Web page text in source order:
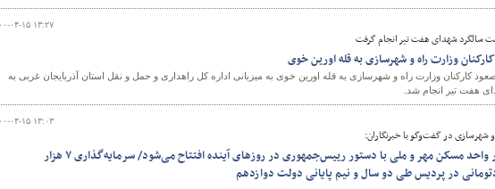
۱۴۰۰-۰۴-۱۵
سالگرد شهدای هفت تیر انجام گرفت
وزارت راه و شهرسازی به قله اورین خوی
صعود کارکنان وزارت راه و شهرسازی به قله اورین خوی به میزبانی اداره کل راهداری و حمل و نقل استان آذربایجان غربی به
هفت تیر انجام شد.
۱۴۰۰-۰۴-۱۵
و شهرسازی در گفت‌وگو با خبرنگاران:
۴۰ هزار واحد مسکن مهر و ملی با دستور رییس‌جمهوری در روزهای آینده افتتاح می‌شود/ سرمایه‌گذاری ۷ هزار
در پردیس طی دو سال و نیم پایانی دولت دوازدهم